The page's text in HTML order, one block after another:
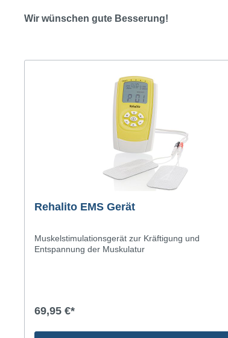
Wir wünschen gute Besserung!
Rehalito EMS Gerät
Muskelstimulationsgerät zur Kräftigung und
Entspannung der Muskulatur
69,95 €*